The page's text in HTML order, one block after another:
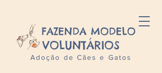
VOLUNTÁRIOS
FAZENDA MODELO
Adoção de Cães e Gatos